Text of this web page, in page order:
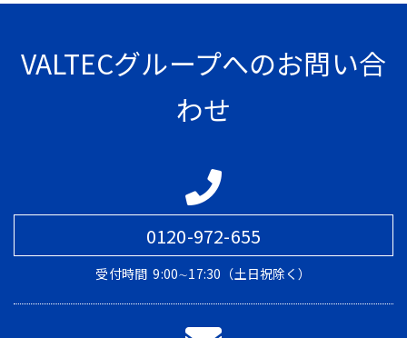
VALTECグループへのお問い合
わせ
0120-972-655
受付時間 9:00∼17:30（土日祝除く）